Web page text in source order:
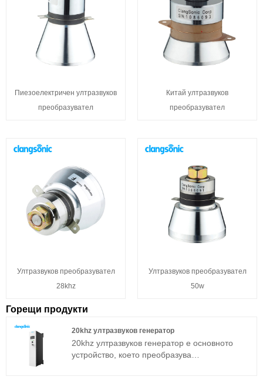
Пиезоелектричен ултразвуков
преобразувател
Китай ултразвуков
преобразувател
Ултразвуков преобразувател
28khz
Ултразвуков преобразувател
50w
Горещи продукти
20khz ултразвуков генератор
20khz ултразвуков генератор е основното
устройство, което преобразува